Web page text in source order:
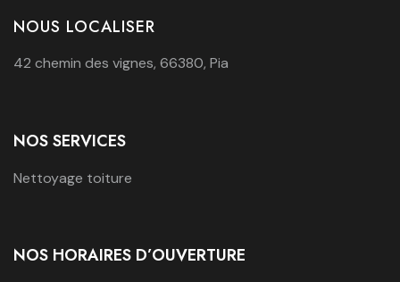
NOUS LOCALISER
42 chemin des vignes, 66380, Pia
NOS SERVICES
Nettoyage toiture
NOS HORAIRES D’OUVERTURE